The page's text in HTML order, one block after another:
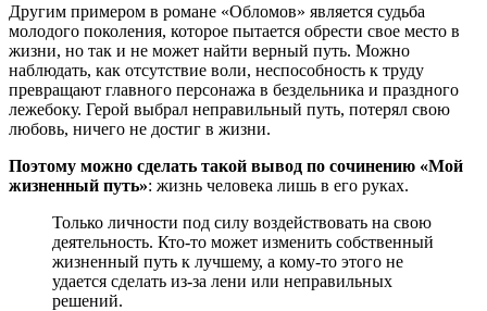
Другим примером в романе «Обломов» является судьба
молодого поколения, которое пытается обрести свое место в
жизни, но так и не может найти верный путь. Можно
наблюдать, как отсутствие воли, неспособность к труду
превращают главного персонажа в бездельника и праздного
лежебоку. Герой выбрал неправильный путь, потерял свою
любовь, ничего не достиг в жизни.
Поэтому можно сделать такой вывод по сочинению «Мой
жизненный путь»: жизнь человека лишь в его руках.
Только личности под силу воздействовать на свою
деятельность. Кто-то может изменить собственный
жизненный путь к лучшему, а кому-то этого не
удается сделать из-за лени или неправильных
решений.